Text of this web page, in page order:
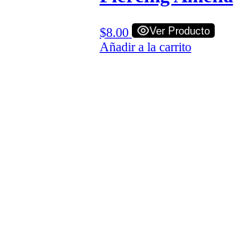
$8.00 Ver Producto
Añadir a la carrito